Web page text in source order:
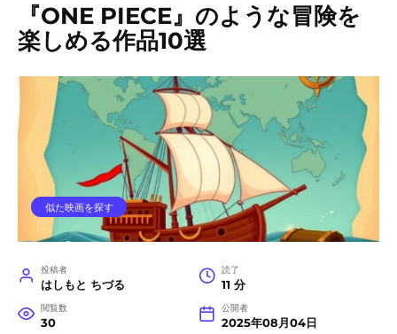
『ONE PIECE』のような冒険を
楽しめる作品10選
似た映画を探す
投稿者
はしもと ちづる
読了
11 分
閲覧数
30
公開者
2025年08月04日